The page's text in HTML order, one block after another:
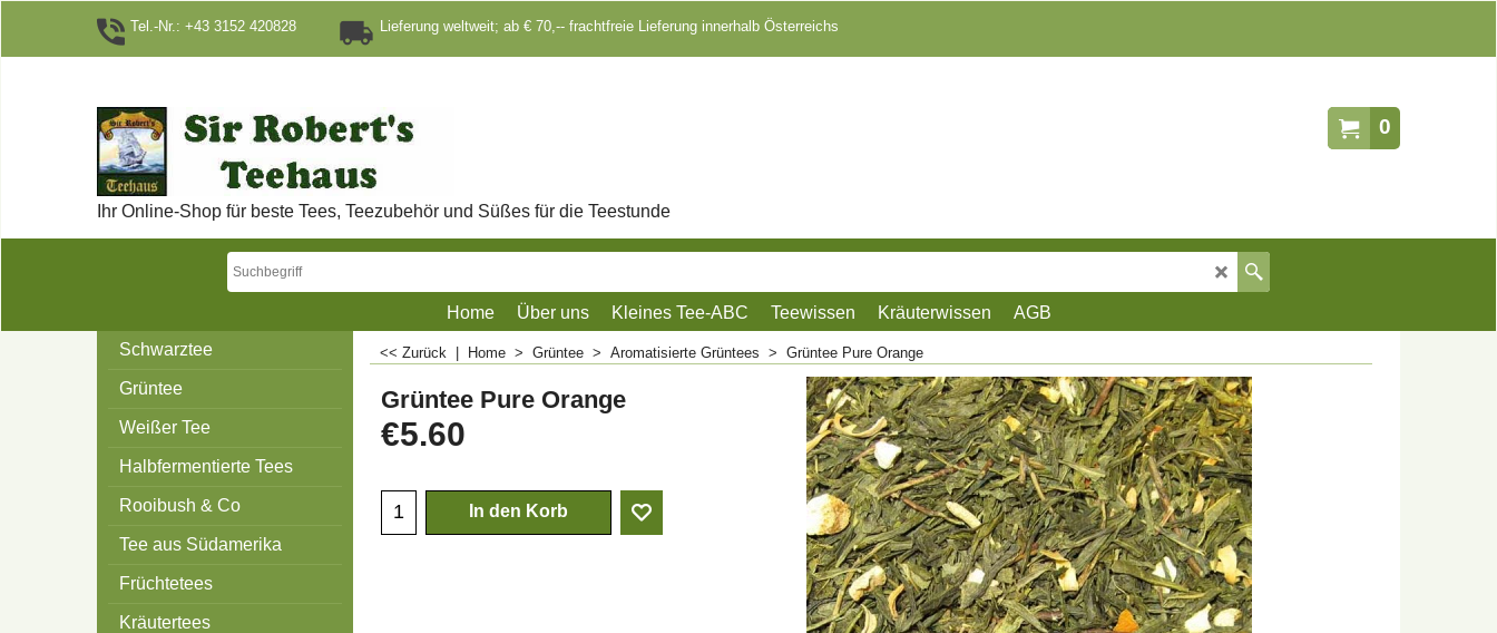
Tel.-Nr.: +43 3152 420828 Lieferung weltweit; ab € 70,-- frachtfreie Lieferung innerhalb Österreichs
0
Ihr Online-Shop für beste Tees, Teezubehör und Süßes für die Teestunde
Home Über uns Kleines Tee-ABC Teewissen Kräuterwissen
AGB
Schwarztee
Grüntee
Weißer Tee
Halbfermentierte Tees
Rooibush & Co
Tee aus Südamerika
Früchtetees
Kräutertees
<< Zurück Home > Grüntee > Aromatisierte Grüntees > Grüntee Pure Orange
Grüntee Pure Orange
€5.60
In den Korb